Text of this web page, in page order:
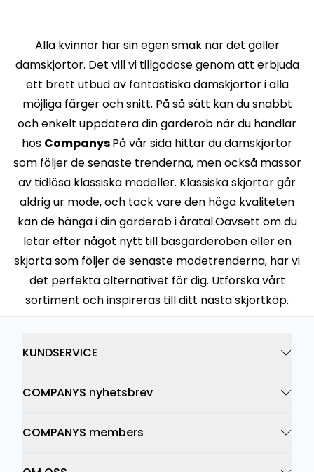
Alla kvinnor har sin egen smak när det gäller
damskjortor. Det vill vi tillgodose genom att erbjuda
ett brett utbud av fantastiska damskjortor i alla
möjliga färger och snitt. På så sätt kan du snabbt
och enkelt uppdatera din garderob när du handlar
hos Companys.På vår sida hittar du damskjortor
som följer de senaste trenderna, men också massor
av tidlösa klassiska modeller. Klassiska skjortor går
aldrig ur mode, och tack vare den höga kvaliteten
kan de hänga i din garderob i åratal.Oavsett om du
letar efter något nytt till basgarderoben eller en
skjorta som följer de senaste modetrenderna, har vi
det perfekta alternativet för dig. Utforska vårt
sortiment och inspireras till ditt nästa skjortköp.
KUNDSERVICE
COMPANYS nyhetsbrev
COMPANYS members